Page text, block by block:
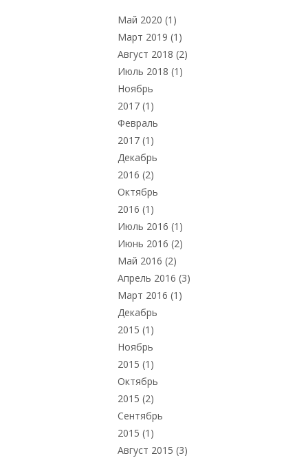
Май 2020 (1)
Март 2019 (1)
Август 2018 (2)
Июль 2018 (1)
Ноябрь
2017 (1)
Февраль
2017 (1)
Декабрь
2016 (2)
Октябрь
2016 (1)
Июль 2016 (1)
Июнь 2016 (2)
Май 2016 (2)
Апрель 2016 (3)
Март 2016 (1)
Декабрь
2015 (1)
Ноябрь
2015 (1)
Октябрь
2015 (2)
Сентябрь
2015 (1)
Август 2015 (3)